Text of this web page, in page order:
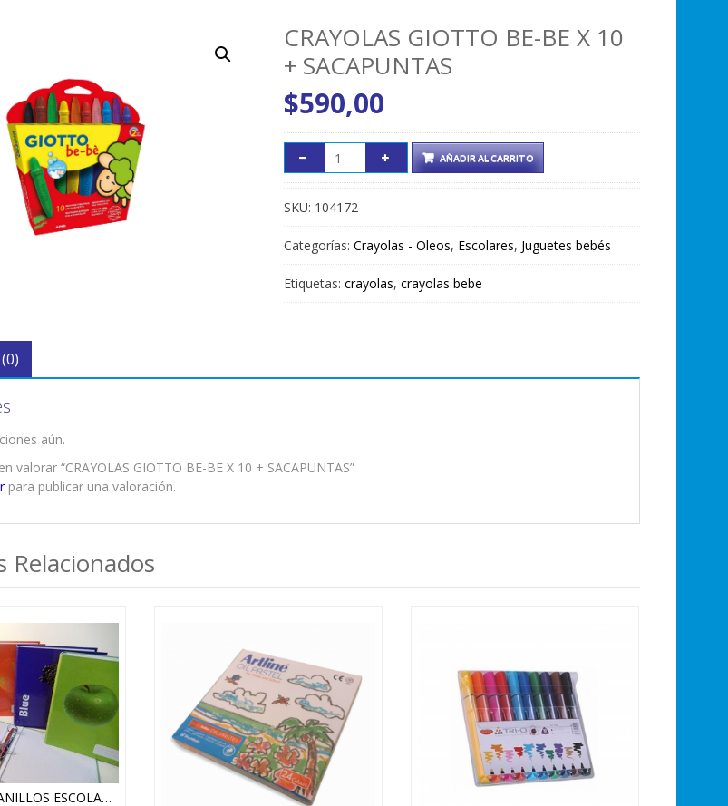
CRAYOLAS GIOTTO BE-BE X 10
+ SACAPUNTAS
$590,00
AÑADIR AL CARRITO
SKU: 104172
Categorías: Crayolas - Oleos, Escolares, Juguetes bebés
Etiquetas: crayolas, crayolas bebe
aún.
valorar “CRAYOLAS GIOTTO BE-BE X 10 + SACAPUNTAS”
para publicar una valoración.
Relacionados
BIBLIORATO 3 ANILLOS ESCOLAR COLORS (FRUTAS)